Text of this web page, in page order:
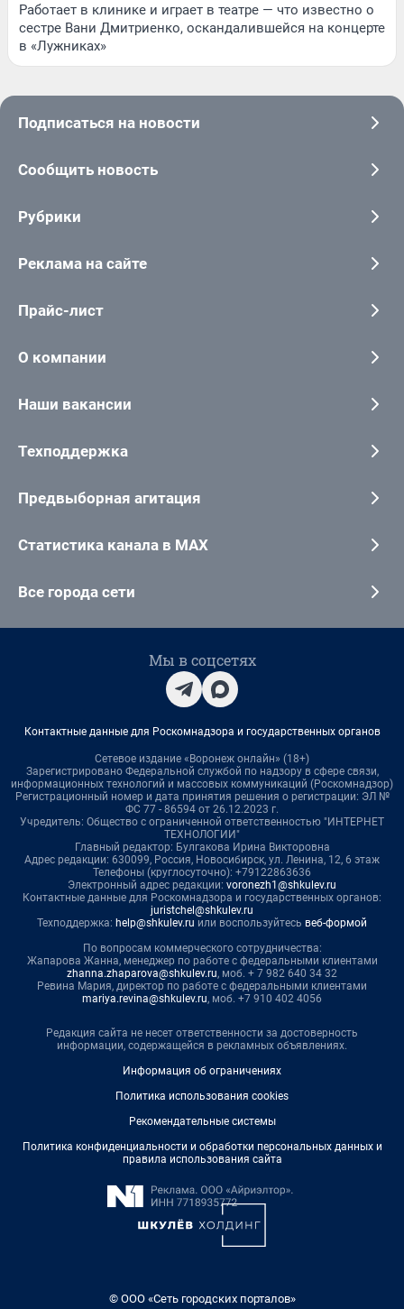
Работает в клинике и играет в театре — что известно о
сестре Вани Дмитриенко, оскандалившейся на концерте
в «Лужниках»
Подписаться на новости
Сообщить новость
Рубрики
Реклама на сайте
Прайс-лист
О компании
Наши вакансии
Техподдержка
Предвыборная агитация
Статистика канала в MAX
Все города сети
Мы в соцсетях
Контактные данные для Роскомнадзора и государственных органов
Сетевое издание «Воронеж онлайн» (18+)
Зарегистрировано Федеральной службой по надзору в сфере связи,
информационных технологий и массовых коммуникаций (Роскомнадзор)
Регистрационный номер и дата принятия решения о регистрации: ЭЛ №
ФС 77 - 86594 от 26.12.2023 г.
Учредитель: Общество с ограниченной ответственностью "ИНТЕРНЕТ
ТЕХНОЛОГИИ"
Главный редактор: Булгакова Ирина Викторовна
Адрес редакции: 630099, Россия, Новосибирск, ул. Ленина, 12, 6 этаж
Телефоны (круглосуточно): +79122863636
Электронный адрес редакции: voronezh1@shkulev.ru
Контактные данные для Роскомнадзора и государственных органов:
juristchel@shkulev.ru
Техподдержка: help@shkulev.ru или воспользуйтесь веб-формой
По вопросам коммерческого сотрудничества:
Жапарова Жанна, менеджер по работе с федеральными клиентами
zhanna.zhaparova@shkulev.ru, моб. + 7 982 640 34 32
Ревина Мария, директор по работе с федеральными клиентами
mariya.revina@shkulev.ru, моб. +7 910 402 4056
Редакция сайта не несет ответственности за достоверность
информации, содержащейся в рекламных объявлениях.
Информация об ограничениях
Политика использования cookies
Рекомендательные системы
Политика конфиденциальности и обработки персональных данных и
правила использования сайта
© ООО «Сеть городских порталов»